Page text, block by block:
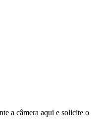
a câmera aqui e solicite o